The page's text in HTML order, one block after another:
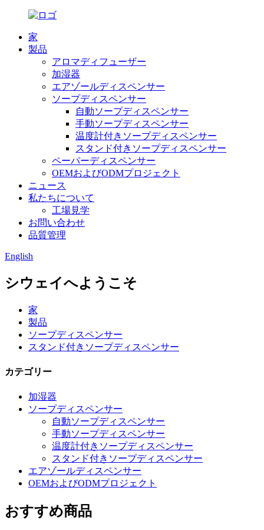
家
製品
アロマディフューザー
加湿器
エアゾールディスペンサー
ソープディスペンサー
自動ソープディスペンサー
手動ソープディスペンサー
温度計付きソープディスペンサー
スタンド付きソープディスペンサー
ペーパーディスペンサー
OEMおよびODMプロジェクト
ニュース
私たちについて
工場見学
お問い合わせ
品質管理
English
シウェイへようこそ
家
製品
ソープディスペンサー
スタンド付きソープディスペンサー
カテゴリー
加湿器
ソープディスペンサー
自動ソープディスペンサー
手動ソープディスペンサー
温度計付きソープディスペンサー
スタンド付きソープディスペンサー
エアゾールディスペンサー
OEMおよびODMプロジェクト
おすすめ商品